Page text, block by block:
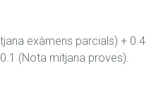
exàmens parcials) + 0.4
(Nota mitjana proves).